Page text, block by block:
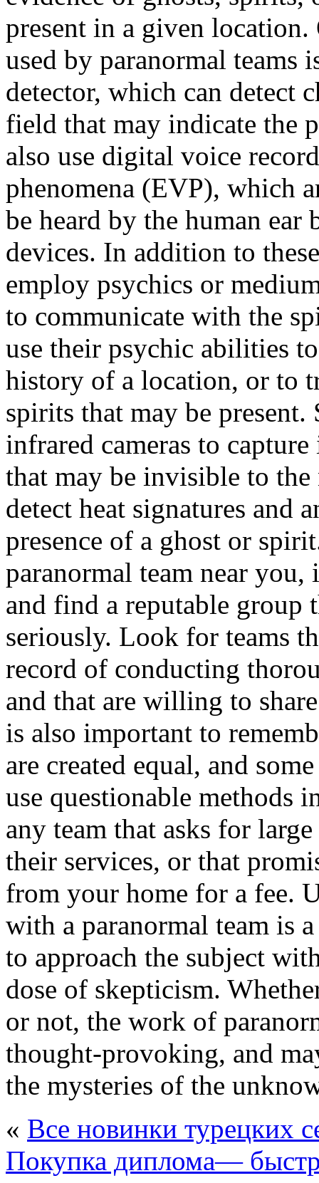
present in a given
used by paranormal teams
detector, which can detect
field that may indicate the
also use digital voice
phenomena (EVP), which
be heard by the human
devices. In addition to
employ psychics or
to communicate with the
use their psychic abilities
history of a location, or to
spirits that may be present.
infrared cameras to
that may be invisible to the
detect heat signatures and
presence of a ghost or
paranormal team near
and find a reputable group
seriously. Look for teams
record of conducting
and that are willing to
is also important to
are created equal, and
use questionable methods
any team that asks for
their services, or that
from your home for a fee.
with a paranormal team is
to approach the subject
dose of skepticism.
or not, the work of
thought-provoking, and
the mysteries of the
« Все новинки турецких
Покупка диплома—